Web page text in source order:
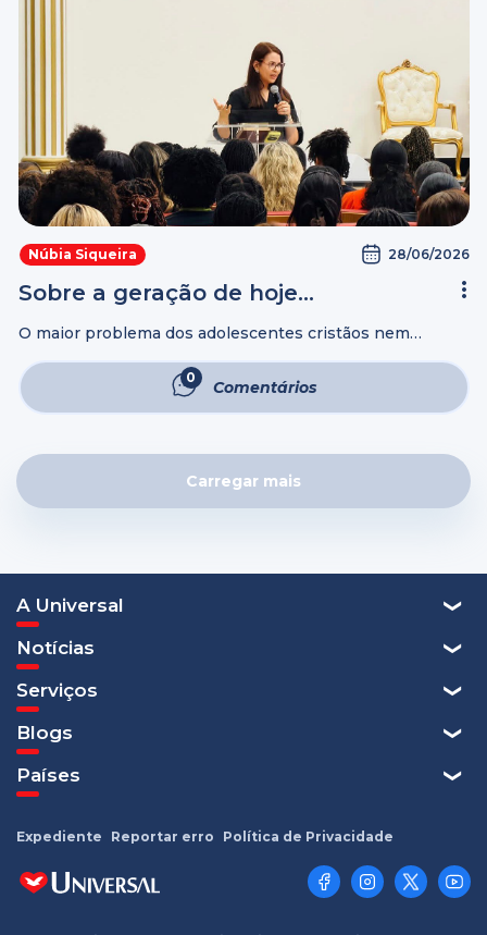
Núbia Siqueira 28/06/2026
Sobre a geração de hoje…
O maior problema dos adolescentes cristãos nem
maioria sente-se sozinha num mundo cheio de
propostas, estímulos e hiperconectividade. A geração ...
0 Comentários
Carregar mais
A Universal
Notícias
Serviços
Blogs
Países
Expediente Reportar erro Política de Privacidade